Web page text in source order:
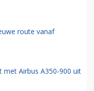
route vanaf
met Airbus A350-900 uit